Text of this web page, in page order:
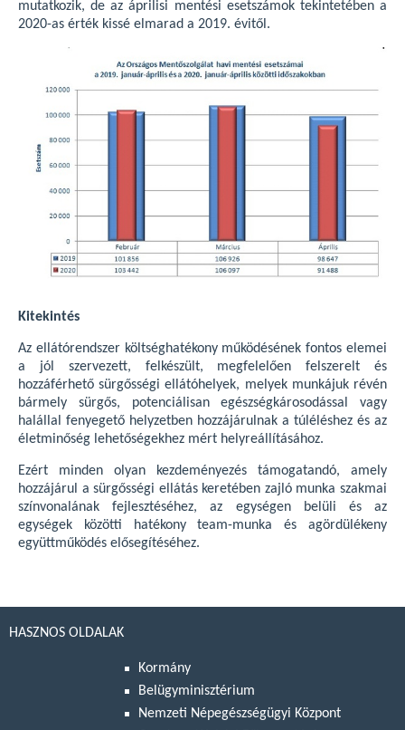
mutatkozik, de az áprilisi mentési esetszámok tekintetében a
2020-as érték kissé elmarad a 2019. évitől.
Kitekintés
Az ellátórendszer költséghatékony működésének fontos elemei
a jól szervezett, felkészült, megfelelően felszerelt és
hozzáférhető sürgősségi ellátóhelyek, melyek munkájuk révén
bármely sürgős, potenciálisan egészségkárosodással vagy
halállal fenyegető helyzetben hozzájárulnak a túléléshez és az
életminőség lehetőségekhez mért helyreállításához.
Ezért minden olyan kezdeményezés támogatandó, amely
hozzájárul a sürgősségi ellátás keretében zajló munka szakmai
színvonalának fejlesztéséhez, az egységen belüli és az
egységek közötti hatékony team-munka és agördülékeny
együttműködés elősegítéséhez.
HASZNOS OLDALAK
Kormány
Belügyminisztérium
Nemzeti Népegészségügyi Központ